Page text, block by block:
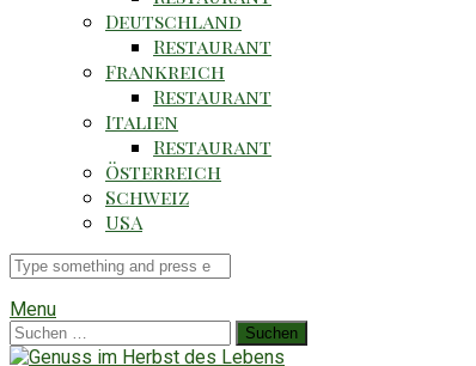
Deutschland
Restaurant
Frankreich
Restaurant
Italien
Restaurant
Österreich
Schweiz
USA
Suche
für
Menu
Suchen
nach: